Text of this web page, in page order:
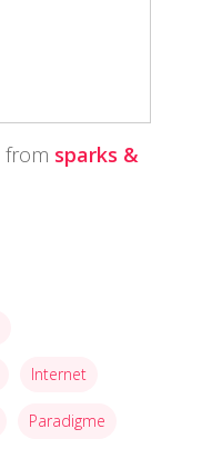
from sparks &
Internet
Paradigme